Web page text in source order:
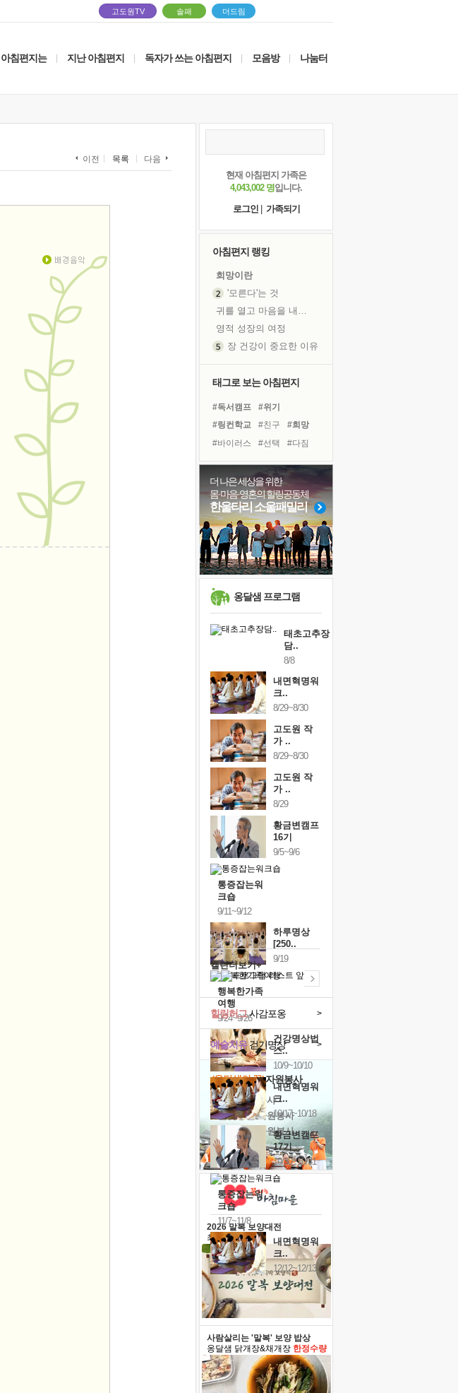
고도원TV 솔패 더드림
아침편지는 지난 아침편지 독자가 쓰는 아침편지 모음방 나눔터
이전 목록 다음
현재 아침편지 가족은
4,043,002 명입니다.
로그인
가족되기
아침편지 랭킹
희망이란
'모른다'는 것
귀를 열고 마음을 내어주고
영적 성장의 여정
장 건강이 중요한 이유
꿈이 실제가 되는 것
'말 타는 법'을 먼저
졸업식 사진을 보며
아픈 아버지를 위한 공간 설계
극심한 변비, 어깨결림, 수면 장애
보고 싶은 어머니
유년 시절의 부산 영도 바다
못된 꼰대들
거울 속의 나
태그로 보는 아침편지
#독서캠프
#위기
#링컨학교
#친구
#희망
#바이러스
#선택
#다짐
#독서
#힐링
#아이들
#비전캠프
#경험
#명상
#리더
#건강
#계획
#사람
#면역력 #유튜브
더 나은 세상을 위한
몸·마음·영혼의 힐링공동체
한울타리 소울패밀리
옹달샘 프로그램
태초고추장
담..
8/8
내면혁명워
크..
8/29~8/30
고도원 작
가 ..
8/29~8/30
고도원 작
가 ..
8/29
황금변캠프
16기
9/5~9/6
통증잡는워
크숍
9/11~9/12
하루명상
[250..
9/19
행복한가족
여행
9/24~9/26
건강명상법
스..
10/9~10/10
내면혁명워
크..
10/17~10/18
황금변캠프
17기
10/30~10/31
통증잡는워
크숍
11/7~11/8
내면혁명워
크..
12/12~12/13
캘린더보기+
예술치유걷기명상 >
힐링허그사감포옹 >
'옹달샘의 꽃'자원봉사
· 청년 자원봉사
· 금빛청년 자원봉사
· 음식연구 자원봉사
2026 말복 보양대전
최대74%할인
사람살리는 '말복' 보양 밥상
옹달샘 닭개장&채개장 한정수량